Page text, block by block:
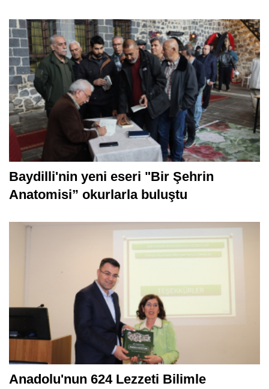
Baydilli'nin yeni eseri "Bir Şehrin
Anatomisi” okurlarla buluştu
Anadolu'nun 624 Lezzeti Bilimle